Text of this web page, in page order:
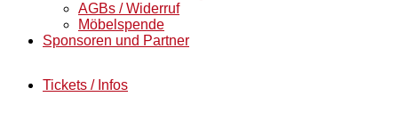
AGBs / Widerruf
Möbelspende
Sponsoren und Partner
Tickets / Infos